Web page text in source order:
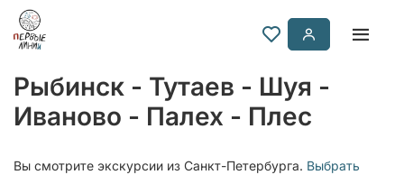
Рыбинск - Тутаев - Шуя -
Иваново - Палех - Плес
Вы смотрите экскурсии из Санкт-Петербурга. Выбрать